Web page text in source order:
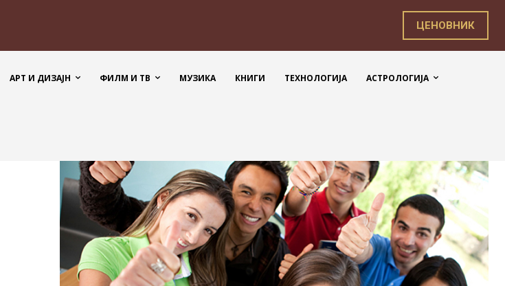
ЦЕНОВНИК
АРТ И ДИЗАЈН ФИЛМ И ТВ МУЗИКА КНИГИ ТЕХНОЛОГИЈА АСТРОЛОГИЈА